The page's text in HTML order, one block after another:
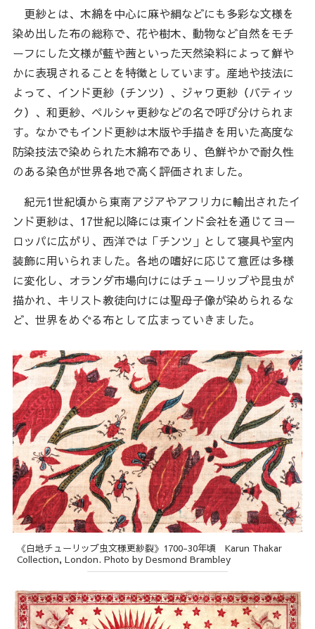
更紗とは、木綿を中心に麻や絹などにも多彩な文様を
染め出した布の総称で、花や樹木、動物など自然をモチ
ーフにした文様が藍や茜といった天然染料によって鮮や
かに表現されることを特徴としています。産地や技法に
よって、インド更紗（チンツ）、ジャワ更紗（バティッ
ク）、和更紗、ペルシャ更紗などの名で呼び分けられま
す。なかでもインド更紗は木版や手描きを用いた高度な
防染技法で染められた木綿布であり、色鮮やかで耐久性
のある染色が世界各地で高く評価されました。
紀元1世紀頃から東南アジアやアフリカに輸出されたイ
ンド更紗は、17世紀以降には東インド会社を通じてヨー
ロッパに広がり、西洋では「チンツ」として寝具や室内
装飾に用いられました。各地の嗜好に応じて意匠は多様
に変化し、オランダ市場向けにはチューリップや昆虫が
描かれ、キリスト教徒向けには聖母子像が染められるな
ど、世界をめぐる布として広まっていきました。
《白地チューリップ虫文様更紗裂》1700-30年頃 Karun Thakar
Collection, London. Photo by Desmond Brambley